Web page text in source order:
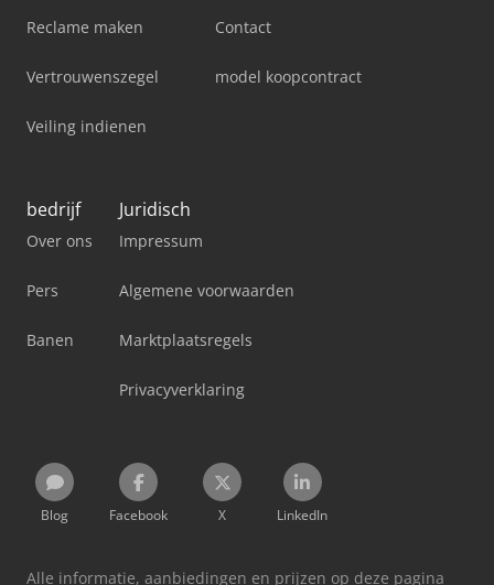
Reclame maken
Vertrouwenszegel
Veiling indienen
Contact
model koopcontract
bedrijf
Over ons
Pers
Banen
Juridisch
Impressum
Algemene voorwaarden
Marktplaatsregels
Privacyverklaring
Blog Facebook X LinkedIn
Alle informatie, aanbiedingen en prijzen op deze pagina